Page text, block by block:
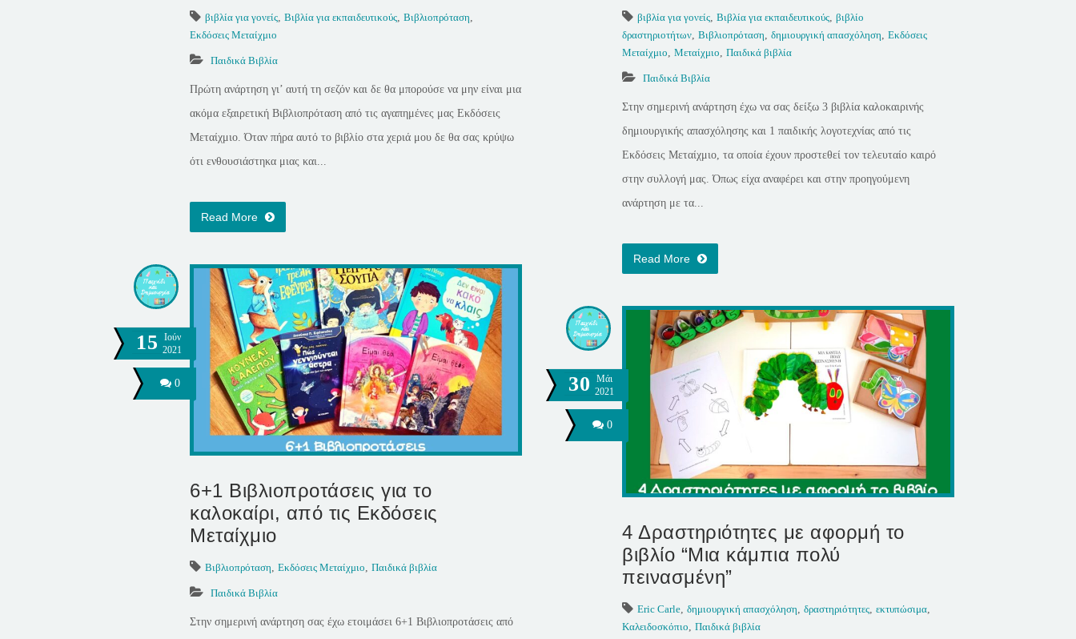
βιβλία για γονείς Βιβλία για εκπαιδευτικούς Βιβλιοπρόταση
Εκδόσεις Μεταίχμιο
Παιδικά Βιβλία
Πρώτη ανάρτηση γι’ αυτή τη σεζόν και δε θα μπορούσε να μην είναι μια
ακόμα εξαιρετική Βιβλιοπρόταση από τις αγαπημένες μας Εκδόσεις
Μεταίχμιο. Όταν πήρα αυτό το βιβλίο στα χεριά μου δε θα σας κρύψω
ότι ενθουσιάστηκα μιας και...
Read More
βιβλία για γονείς Βιβλία για εκπαιδευτικούς βιβλίο
δραστηριοτήτων Βιβλιοπρόταση δημιουργική απασχόληση Εκδόσεις
Μεταίχμιο Μεταίχμιο Παιδικά βιβλία
Παιδικά Βιβλία
Στην σημερινή ανάρτηση έχω να σας δείξω 3 βιβλία καλοκαιρινής
δημιουργικής απασχόλησης και 1 παιδικής λογοτεχνίας από τις
Εκδόσεις Μεταίχμιο, τα οποία έχουν προστεθεί τον τελευταίο καιρό
στην συλλογή μας. Όπως είχα αναφέρει και στην προηγούμενη
ανάρτηση με τα...
Read More
15
Ιούν
2021
0
6+1 Βιβλιοπροτάσεις για το
καλοκαίρι, από τις Εκδόσεις
Μεταίχμιο
Βιβλιοπρόταση Εκδόσεις Μεταίχμιο Παιδικά βιβλία
Παιδικά Βιβλία
Στην σημερινή ανάρτηση σας έχω ετοιμάσει 6+1 Βιβλιοπροτάσεις από
30
Μάι
2021
0
4 Δραστηριότητες με αφορμή το
βιβλίο “Μια κάμπια πολύ
πεινασμένη”
Eric Carle δημιουργική απασχόληση δραστηριότητες εκτυπώσιμα
Καλειδοσκόπιο Παιδικά βιβλία